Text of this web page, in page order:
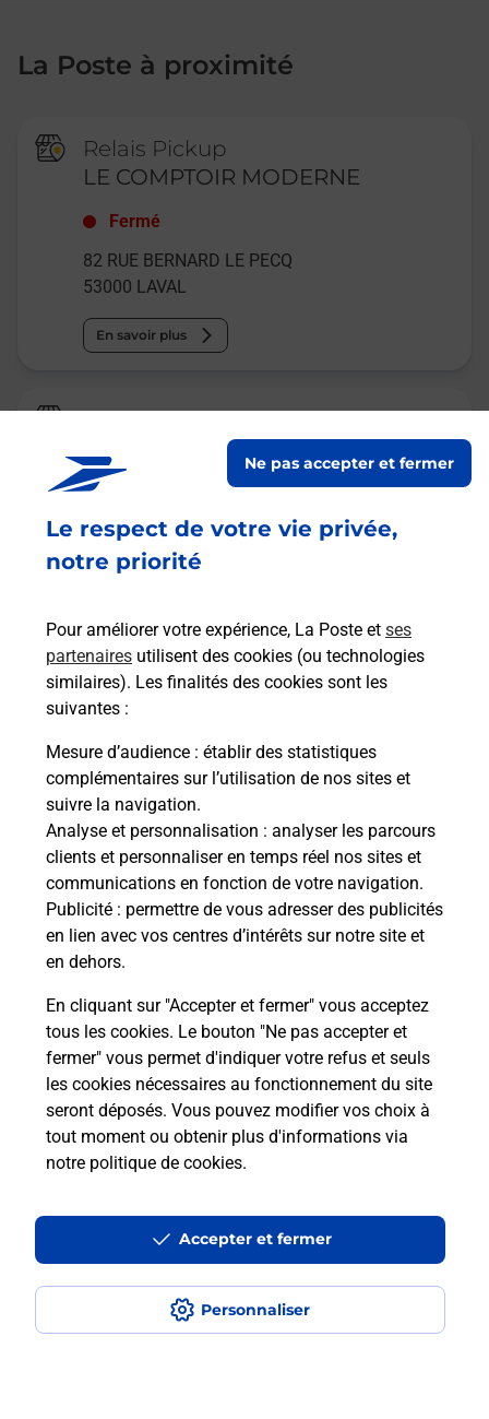
Le respect de votre vie privée,
notre priorité
Pour améliorer votre expérience, La Poste et ses
partenaires utilisent des cookies (ou technologies
similaires). Les finalités des cookies sont les
suivantes :
Mesure d’audience : établir des statistiques
complémentaires sur l’utilisation de nos sites et
suivre la navigation.
Analyse et personnalisation : analyser les parcours
clients et personnaliser en temps réel nos sites et
communications en fonction de votre navigation.
Publicité : permettre de vous adresser des publicités
en lien avec vos centres d’intérêts sur notre site et
en dehors.
En cliquant sur "Accepter et fermer" vous acceptez
tous les cookies. Le bouton "Ne pas accepter et
fermer" vous permet d'indiquer votre refus et seuls
les cookies nécessaires au fonctionnement du site
seront déposés. Vous pouvez modifier vos choix à
tout moment ou obtenir plus d'informations via
notre politique de cookies.
Personnaliser
Ne pas accepter et fermer
Accepter et fermer
La Poste à proximité
Relais Pickup
LE COMPTOIR MODERNE
Fermé
82 RUE BERNARD LE PECQ
53000 LAVAL
En savoir plus
Relais Pickup
TOTAL ACCESS LA CLOSERIE
jusqu'à 08h00
248 RUE DE BRETAGNE
53000 LAVAL
Malin !
La Poste
en ligne
Ouvert 24h/24
En savoir plus
CONSIGNE PICKUP WASH N DRY LAVAL
Accessibilité : partiellement conforme
Conditions contractuelles
Mentions légales